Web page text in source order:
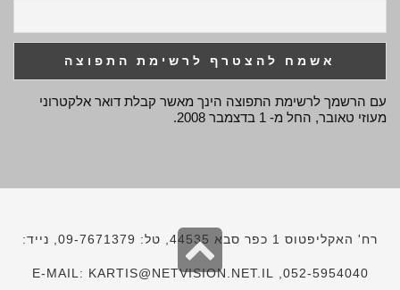
עם הרשמך לרשימת התפוצה הינך מאשר קבלת דואר אלקטרוני
מעוזי טאובר, החל מ- 1 בדצמבר 2008.
רח' האקליפטוס 1 כפר סבא 44535, טל: 09-7671379, נייד:
052-5954040, E-MAIL: KARTIS@NETVISION.NET.IL
גלילה
לראש